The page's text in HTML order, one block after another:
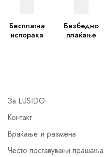
Бесплатна
испорака
Безбедно
плаќање
За LUSIDO
Контакт
Враќање и размена
Често поставувани прашања